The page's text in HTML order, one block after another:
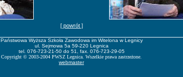
[ powrót ]
Państwowa Wyższa Szkoła Zawodowa im Witelona w Legnicy
ul. Sejmowa 5a 59-220 Legnica
tel. 076-723-21-50 do 51, fax. 076-723-29-05
Copyright © 2003-2004 PWSZ Legnica. Wszelkie prawa zastrzeżone.
webmaster